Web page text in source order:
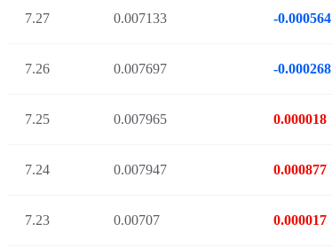
7.27 0.007133 -0.000564
7.26 0.007697 -0.000268
7.25 0.007965 0.000018
7.24 0.007947 0.000877
7.23 0.00707 0.000017